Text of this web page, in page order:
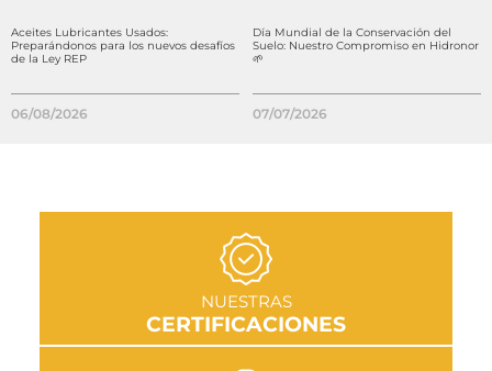
Aceites Lubricantes Usados:
Preparándonos para los nuevos desafíos
de la Ley REP
06/08/2026
Día Mundial de la Conservación del
Suelo: Nuestro Compromiso en Hidronor
🌱
07/07/2026
NUESTRAS
CERTIFICACIONES
IR A SECCIÓN